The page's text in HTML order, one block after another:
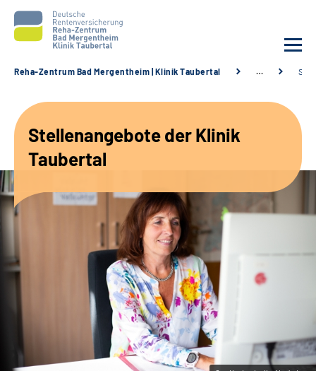
Unsere Angebote
Karriere
Sozialdienste & Zuweisende
Leichte Sprache
Gebärdensprache
Reha-Zentrum Bad Mergentheim | Klinik Taubertal …
Stellenangebote der Klinik
Taubertal